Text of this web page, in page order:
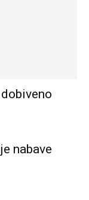
nabave